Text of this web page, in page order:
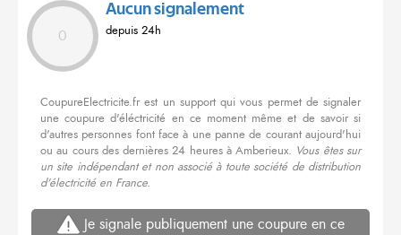
0
Aucun signalement
depuis 24h
CoupureElectricite.fr est un support qui vous permet de signaler
une coupure d'éléctricité en ce moment même et de savoir si
d'autres personnes font face à une panne de courant aujourd'hui
ou au cours des dernières 24 heures à Amberieux. Vous êtes sur
un site indépendant et non associé à toute société de distribution
d'électricité en France.
Je signale publiquement une coupure en ce